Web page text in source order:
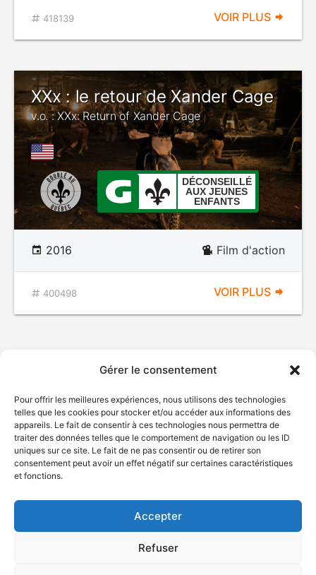
Gérer le consentement
Pour offrir les meilleures expériences, nous utilisons des technologies
telles que les cookies pour stocker et/ou accéder aux informations des
appareils. Le fait de consentir à ces technologies nous permettra de
traiter des données telles que le comportement de navigation ou les ID
uniques sur ce site. Le fait de ne pas consentir ou de retirer son
consentement peut avoir un effet négatif sur certaines caractéristiques
et fonctions.
Accepter
Refuser
418139 VOIR PLUS
XXx : le retour de Xander Cage
v.o. : XXx: Return of Xander Cage
DÉCONSEILLÉ
AUX JEUNES
ENFANTS
2016 Film d'action
400498 VOIR PLUS
© Gouvernement du Québec, 2026
Plan du site
Accessibilité
Accès à l'information
Déclaration de services